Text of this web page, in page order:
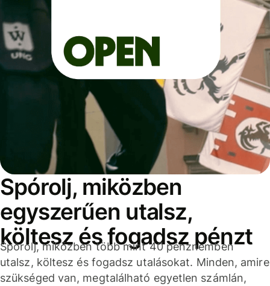
Spórolj, miközben
egyszerűen utalsz,
költesz és fogadsz pénzt
Spórolj, miközben több mint 40 pénznemben
utalsz, költesz és fogadsz utalásokat. Minden, amire
szükséged van, megtalálható egyetlen számlán,